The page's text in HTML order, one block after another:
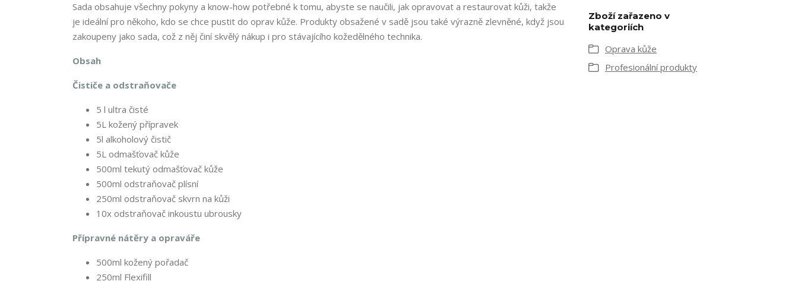
Sada obsahuje všechny pokyny a know-how potřebné k tomu, abyste se naučili, jak opravovat a restaurovat kůži, takže
je ideální pro někoho, kdo se chce pustit do oprav kůže. Produkty obsažené v sadě jsou také výrazně zlevněné, když jsou
zakoupeny jako sada, což z něj činí skvělý nákup i pro stávajícího kožedělného technika.
Obsah
Čističe a odstraňovače
5 l ultra čisté
5L kožený přípravek
5l alkoholový čistič
5L odmašťovač kůže
500ml tekutý odmašťovač kůže
500ml odstraňovač plísní
250ml odstraňovač skvrn na kůži
10x odstraňovač inkoustu ubrousky
Přípravné nátěry a opraváře
500ml kožený pořadač
250ml Flexifill
Zboží zařazeno v
kategoriích
Oprava kůže
Profesionální produkty